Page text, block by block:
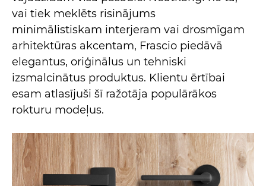
vai tiek meklēts risinājums
minimālistiskam interjeram vai drosmīgam
arhitektūras akcentam, Frascio piedāvā
elegantus, oriģinālus un tehniski
izsmalcinātus produktus. Klientu ērtībai
esam atlasījuši šī ražotāja populārākos
rokturu modeļus.